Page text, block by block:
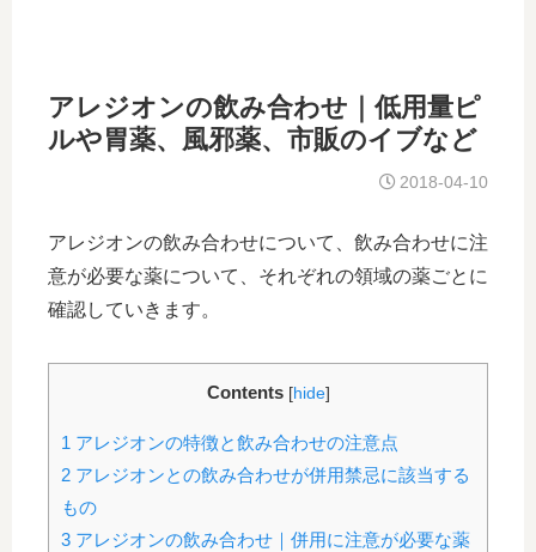
アレジオンの飲み合わせ｜低用量ピ
ルや胃薬、風邪薬、市販のイブなど
2018-04-10
アレジオンの飲み合わせについて、飲み合わせに注
意が必要な薬について、それぞれの領域の薬ごとに
確認していきます。
Contents [hide]
1 アレジオンの特徴と飲み合わせの注意点
2 アレジオンとの飲み合わせが併用禁忌に該当する
もの
3 アレジオンの飲み合わせ｜併用に注意が必要な薬